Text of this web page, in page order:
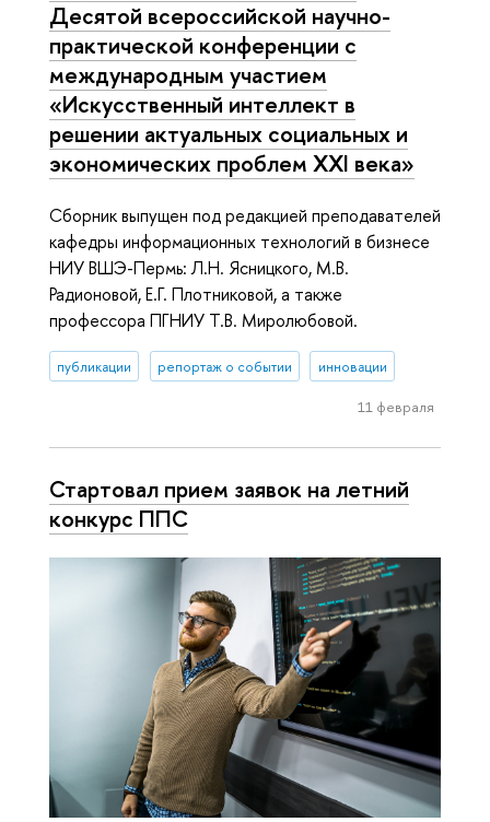
Десятой всероссийской научно-
практической конференции с
международным участием
«Искусственный интеллект в
решении актуальных социальных и
экономических проблем ХХI века»
Сборник выпущен под редакцией преподавателей
кафедры информационных технологий в бизнесе
НИУ ВШЭ-Пермь: Л.Н. Ясницкого, М.В.
Радионовой, Е.Г. Плотниковой, а также
профессора ПГНИУ Т.В. Миролюбовой.
публикации репортаж о событии инновации
11 февраля
Стартовал прием заявок на летний
конкурс ППС